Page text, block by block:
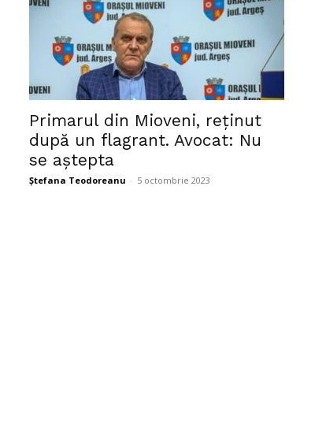
Primarul din Mioveni, reținut
după un flagrant. Avocat: Nu
se aștepta
Ștefana Teodoreanu - 5 octombrie 2023